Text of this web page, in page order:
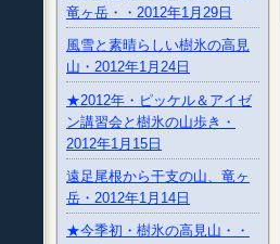
竜ヶ岳・・2012年1月29日
風雪と素晴らしい樹氷の高見
山・2012年1月24日
★2012年・ピッケル＆アイゼ
ン講習会と樹氷の山歩き・
2012年1月15日
遠足尾根から干支の山、竜ヶ
岳・2012年1月14日
★今季初・樹氷の高見山・・